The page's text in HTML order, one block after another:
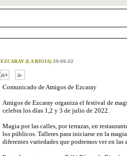
EZCARAY (LA RIOJA)29-06-22
a+
a-
Comunicado de Amigos de Ezcaray
Amigos de Ezcaray organiza el festival de
celebra los días 1,2 y 3 de julio de 2022.
Magia por las calles, por terrazas, en
los públicos. Talleres para iniciarse en la
diferentes variedades que podremos ver en las